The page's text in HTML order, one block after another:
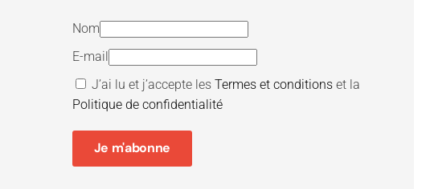
Nom
E-mail
J’ai lu et j’accepte lesTermes et conditions et la
Politique de confidentialité
Je m'abonne